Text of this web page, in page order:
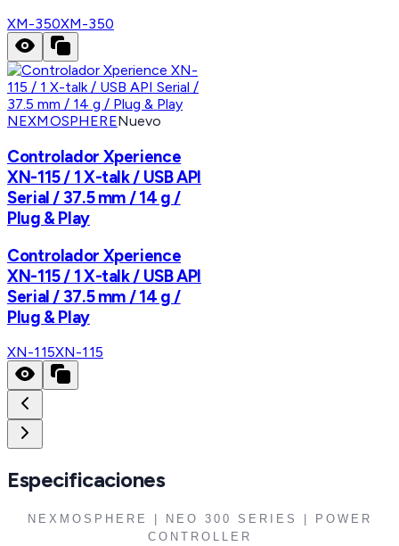
XM-350XM-350
NEXMOSPHERENuevo
Controlador Xperience
XN-115 / 1 X-talk / USB API
Serial / 37.5 mm / 14 g /
Plug & Play
Controlador Xperience
XN-115 / 1 X-talk / USB API
Serial / 37.5 mm / 14 g /
Plug & Play
XN-115XN-115
Especificaciones
NEXMOSPHERE | NEO 300 SERIES | POWER
CONTROLLER